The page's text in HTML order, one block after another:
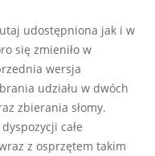
udostępniona jak i w
się zmieniło w
wersja
udziału w dwóch
zbierania słomy.
całe
z osprzętem takim